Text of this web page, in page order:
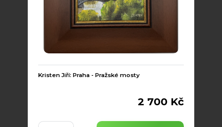
Kristen Jiří: Praha - Pražské mosty
2 700 Kč